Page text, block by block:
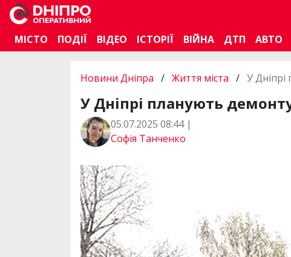
МІСТО
ПОДІЇ ВІДЕО ІСТОРІЇ ВІЙНА ДТП АВТО
Новини Дніпра / Життя міста / У
У Дніпрі планують
05.07.2025 08:44 |
Софія Танченко